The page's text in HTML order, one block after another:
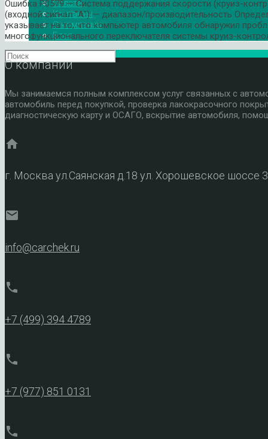
Оплата
Контакты
О компании
Блог
Ошибка P0579 — Система поддержания скорости (круиз-
(входной сигнал “А”) — диапазон/производительность
указывает на то, что компьютер автомобиля обнаружил
многофункционального переключателя системы круиз-
О компании
Мы занимаемся полным комплексом услуг связанных с
автомобиль перед покупкой, проверка лакокрасочного
диагностическую карту и ОСАГО, вскрытие автомобиля,
home
г. Москва ул.Саянская д.18 ул. Хорошевское шоссе
mail
info@carchek.ru
phone
+7 (499) 394 4789
phone
+7 (977) 851 0131
phone